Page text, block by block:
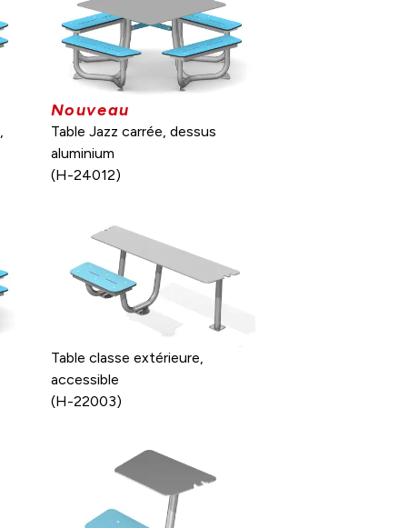
Nouveau
Table Jazz carrée, dessus
aluminium
(H-24012)
Table classe extérieure,
accessible
(H-22003)